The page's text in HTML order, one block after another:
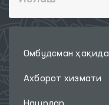
Омбудсман ҳақида
Ахборот хизмати